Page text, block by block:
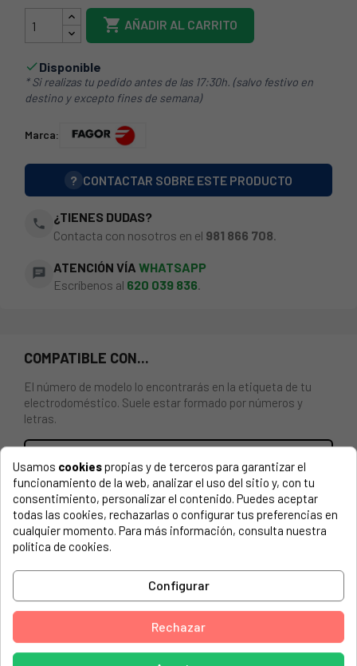
 AÑADIR AL CARRITO
Disponible
* Si realizas tu pedido antes de las 17:30h. (salvo festivo en
destino y excepto fines de semana)
Marca:
? CONTACTAR SOBRE ESTE PRODUCTO
phone
¿TIENES DUDAS?
Contacta con nosotros en el 981 866 708
chat ATENCIÓN VÍA WHATSAPP
Escríbenos al 620 039 836.
COMPATIBLE CON...
El número de modelo lo encontrarás en la etiqueta de tu
electrodoméstico. Suele estar formado por números y
letras.
FILTRO SECADORA FAGOR, EDESA, ASPES. ACLARACIÓN:
Para el modelo ASPES SA151 936020065 aparece además
otro filtro, SBM000454. No depende del año de fabricación
de la secadora sino de la forma del propio filtro.
ASPES, SA-125 936020056
ASPES, SA-151 936020065
ASPES, SA-251 936020074
Usamos cookiespropias y de terceros para garantizar el
funcionamiento de la web, analizar el uso del sitio y, con tu
consentimiento, personalizar el contenido. Puedes aceptar
todas las cookies, rechazarlas o configurar tus preferencias en
cualquier momento. Para más información, consulta nuestra
política de cookies.
Configurar
Rechazar